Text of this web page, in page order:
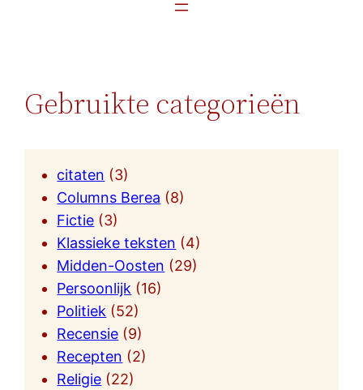
Gebruikte categorieën
citaten (3)
Columns Berea (8)
Fictie (3)
Klassieke teksten (4)
Midden-Oosten (29)
Persoonlijk (16)
Politiek (52)
Recensie (9)
Recepten (2)
Religie (22)